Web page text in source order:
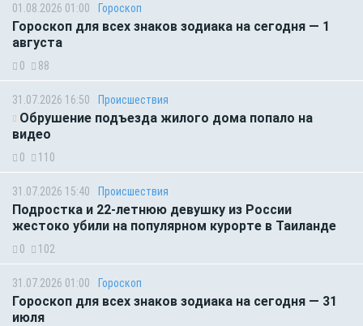
01.08.2026 01:00 Гороскоп
Гороскоп для всех знаков зодиака на сегодня — 1
августа
0 88
31.07.2026 16:50 Происшествия
Обрушение подъезда жилого дома попало на
видео
0 110
31.07.2026 15:40 Происшествия
Подростка и 22-летнюю девушку из России
жестоко убили на популярном курорте в Таиланде
0 102
31.07.2026 01:00 Гороскоп
Гороскоп для всех знаков зодиака на сегодня — 31
июля